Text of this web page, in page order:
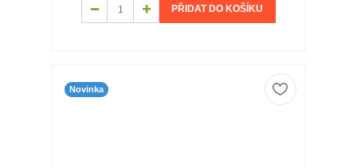
PŘIDAT DO KOŠÍKU
Novinka